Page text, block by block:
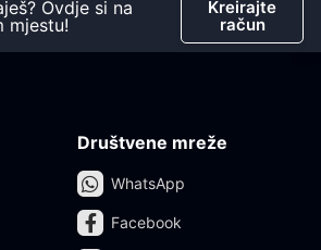
Ovdje si na
mjestu!
Kreirajte
račun
Društvene mreže
WhatsApp
Facebook